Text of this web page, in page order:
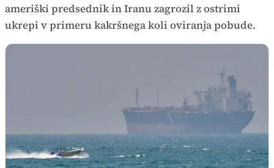
ameriški predsednik in Iranu zagrozil z ostrimi
ukrepi v primeru kakršnega koli oviranja pobude.